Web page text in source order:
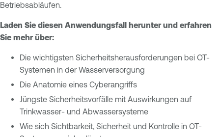
Betriebsabläufen.
Laden Sie diesen Anwendungsfall herunter und erfahren
Sie mehr über:
Die wichtigsten Sicherheitsherausforderungen bei OT-
Systemen in der Wasserversorgung
Die Anatomie eines Cyberangriffs
Jüngste Sicherheitsvorfälle mit Auswirkungen auf
Trinkwasser- und Abwassersysteme
Wie sich Sichtbarkeit, Sicherheit und Kontrolle in OT-